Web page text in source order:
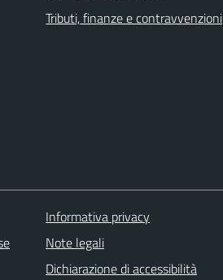
Tributi, finanze e contravvenzioni
Informativa privacy
Note legali
Dichiarazione di accessibilità